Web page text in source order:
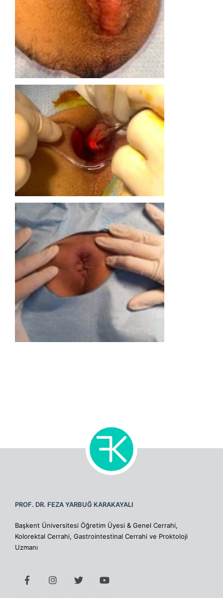
PROF. DR. FEZA YARBUĞ KARAKAYALI
Başkent Üniversitesi Öğretim Üyesi & Genel Cerrahi,
Kolorektal Cerrahi, Gastrointestinal Cerrahi ve Proktoloji
Uzmanı